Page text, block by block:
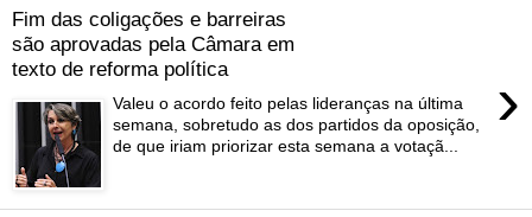
Fim das coligações e barreiras
são aprovadas pela Câmara em
texto de reforma política
›
Valeu o acordo feito pelas lideranças na última
semana, sobretudo as dos partidos da oposição,
de que iriam priorizar esta semana a votaçã...